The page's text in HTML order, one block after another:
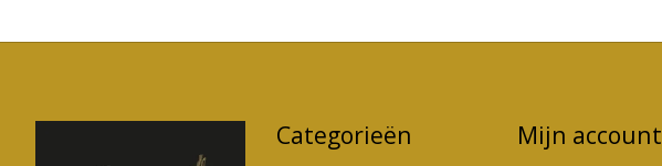
Categorieën Mijn account